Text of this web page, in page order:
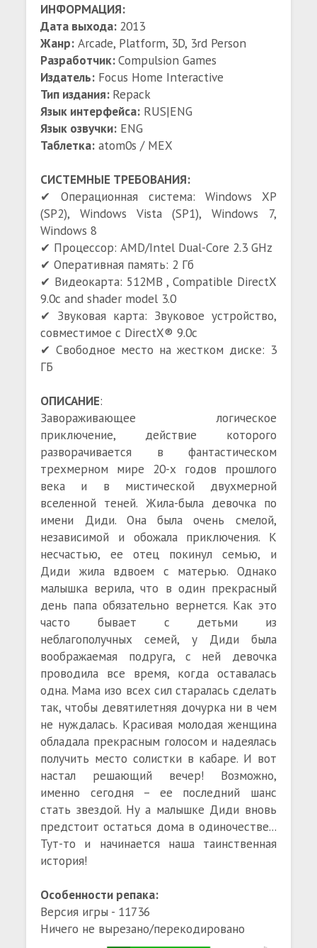
ИНФОРМАЦИЯ:
Дата выхода: 2013
Жанр: Arcade, Platform, 3D, 3rd Person
Разработчик:Compulsion Games
Издатель: Focus Home Interactive
Тип издания: Repack
Язык интерфейса: RUS|ENG
Язык озвучки: ENG
Таблетка: atom0s / MEX
СИСТЕМНЫЕ ТРЕБОВАНИЯ:
✔ Операционная система: Windows XP
(SP2), Windows Vista (SP1), Windows 7,
Windows 8
✔ Процессор: AMD/Intel Dual-Core 2.3 GHz
✔ Оперативная память: 2 Гб
✔ Видеокарта: 512MB , Compatible DirectX
9.0c and shader model 3.0
✔ Звуковая карта: Звуковое устройство,
совместимое с DirectX® 9.0с
✔ Свободное место на жестком диске: 3
ГБ
ОПИСАНИЕ:
Завораживающее логическое
приключение, действие которого
разворачивается в фантастическом
трехмерном мире 20-х годов прошлого
века и в мистической двухмерной
вселенной теней. Жила-была девочка по
имени Диди. Она была очень смелой,
независимой и обожала приключения. К
несчастью, ее отец покинул семью, и
Диди жила вдвоем с матерью. Однако
малышка верила, что в один прекрасный
день папа обязательно вернется. Как это
часто бывает с детьми из
неблагополучных семей, у Диди была
воображаемая подруга, с ней девочка
проводила все время, когда оставалась
одна. Мама изо всех сил старалась сделать
так, чтобы девятилетняя дочурка ни в чем
не нуждалась. Красивая молодая женщина
обладала прекрасным голосом и надеялась
получить место солистки в кабаре. И вот
настал решающий вечер! Возможно,
именно сегодня – ее последний шанс
стать звездой. Ну а малышке Диди вновь
предстоит остаться дома в одиночестве...
Тут-то и начинается наша таинственная
история!
Особенности репака:
Версия игры - 11736
Ничего не вырезано/перекодировано